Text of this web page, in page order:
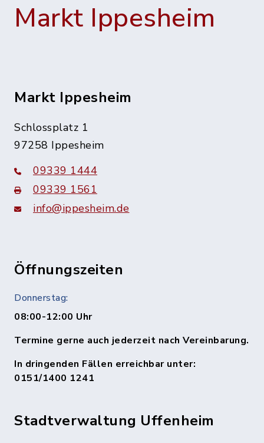
Markt Ippesheim
Markt Ippesheim
Schlossplatz 1
97258 Ippesheim
09339 1444
09339 1561
info@ippesheim.de
Öffnungszeiten
Donnerstag:
08:00-12:00 Uhr
Termine gerne auch jederzeit nach Vereinbarung.
In dringenden Fällen erreichbar unter:
0151/1400 1241
Stadtverwaltung Uffenheim